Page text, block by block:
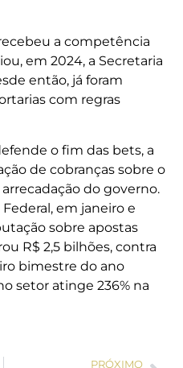
a competência
em 2024, a Secretaria
então, já foram
com regras
o fim das bets, a
de cobranças sobre o
do governo.
em janeiro e
sobre apostas
R$ 2,5 bilhões, contra
bimestre do ano
setor atinge 236% na
PRÓXIMO